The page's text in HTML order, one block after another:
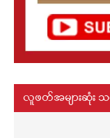
လူဖတ်အများဆုံး သ